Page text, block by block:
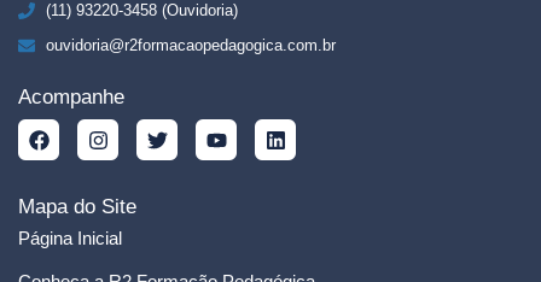
(11) 93220-3458 (Ouvidoria)
ouvidoria@r2formacaopedagogica.com.br
Acompanhe
Mapa do Site
Página Inicial